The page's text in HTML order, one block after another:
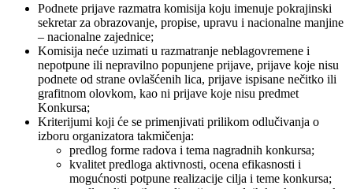
Podnete prijave razmatra komisija koju imenuje pokrajinski
sekretar za obrazovanje, propise, upravu i nacionalne manjine
– nacionalne zajednice;
Komisija neće uzimati u razmatranje neblagovremene i
nepotpune ili nepravilno popunjene prijave, prijave koje nisu
podnete od strane ovlašćenih lica, prijave ispisane nečitko ili
grafitnom olovkom, kao ni prijave koje nisu predmet
Konkursa;
Kriterijumi koji će se primenjivati prilikom odlučivanja o
izboru organizatora takmičenja:
predlog forme radova i tema nagradnih konkursa;
kvalitet predloga aktivnosti, ocena efikasnosti i
mogućnosti potpune realizacije cilja i teme konkursa;